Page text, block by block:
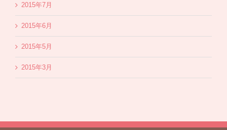
2015年7月
2015年6月
2015年5月
2015年3月